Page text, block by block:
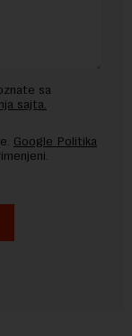
sa
sajta.
Google Politika